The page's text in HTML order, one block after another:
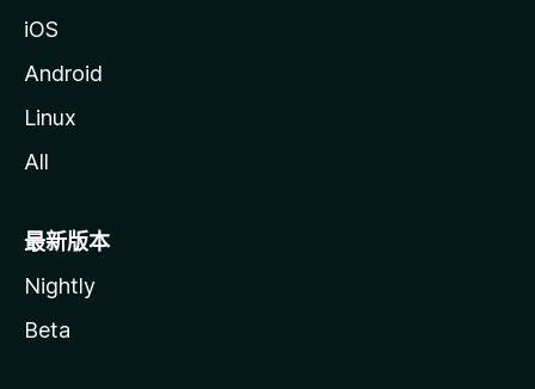
iOS
Android
Linux
All
最新版本
Nightly
Beta